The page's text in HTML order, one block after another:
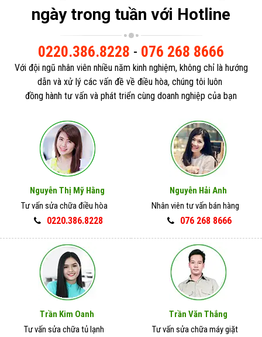
ngày trong tuần với Hotline
0220.386.8228 - 076 268 8666
Với đội ngũ nhân viên nhiều năm kinh nghiệm, không chỉ là hướng
dẫn và xử lý các vấn đề về điều hòa, chúng tôi luôn
đồng hành tư vấn và phát triển cùng doanh nghiệp của bạn
Nguyễn Thị Mỹ Hằng
Tư vấn sửa chữa điều hòa
0220.386.8228
Nguyễn Hải Anh
Nhân viên tư vấn bán hàng
076 268 8666
Trần Kim Oanh
Tư vấn sửa chữa tủ lạnh
Trần Văn Thắng
Tư vấn sửa chữa máy giặt